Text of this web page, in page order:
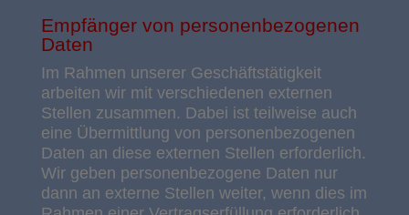
Empfänger von personenbezogenen
Daten
Im Rahmen unserer Geschäftstätigkeit
arbeiten wir mit verschiedenen externen
Stellen zusammen. Dabei ist teilweise auch
eine Übermittlung von personenbezogenen
Daten an diese externen Stellen erforderlich.
Wir geben personenbezogene Daten nur
dann an externe Stellen weiter, wenn dies im